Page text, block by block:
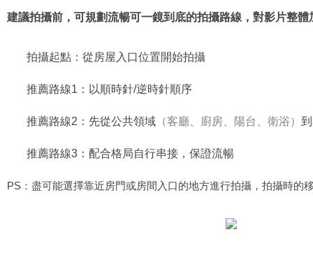
建議拍攝前，可規劃流暢可一鏡到底的拍攝路線，對影片整體
拍攝起點：從房屋入口位置開始拍攝
推薦路線1：以順時針/逆時針順序
推薦路線2：先從公共領域 （客廳、廚房、陽台、衛浴）
推薦路線3：配合格局自行串接，保證流暢
PS：盡可能選擇靠近房門或房間入口的地方進行拍攝，拍攝時的